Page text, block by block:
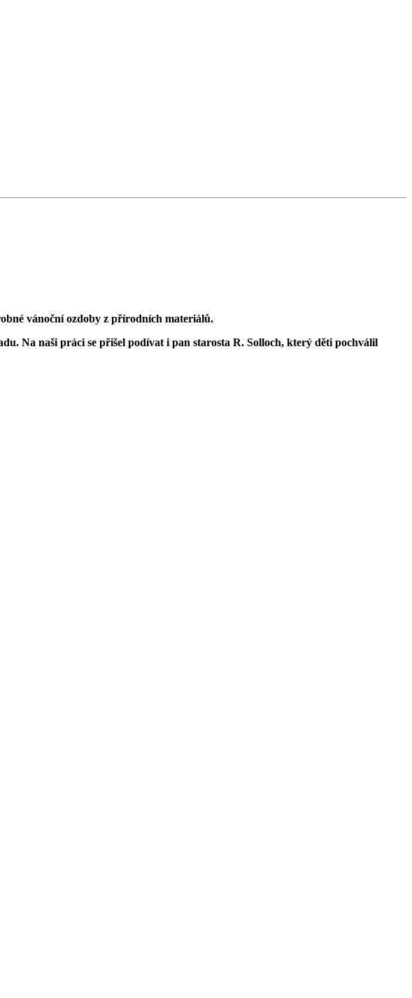
vánoční ozdoby z přírodních materiálů.
Na naši práci se přišel podívat i pan starosta R. Solloch, který děti pochválil